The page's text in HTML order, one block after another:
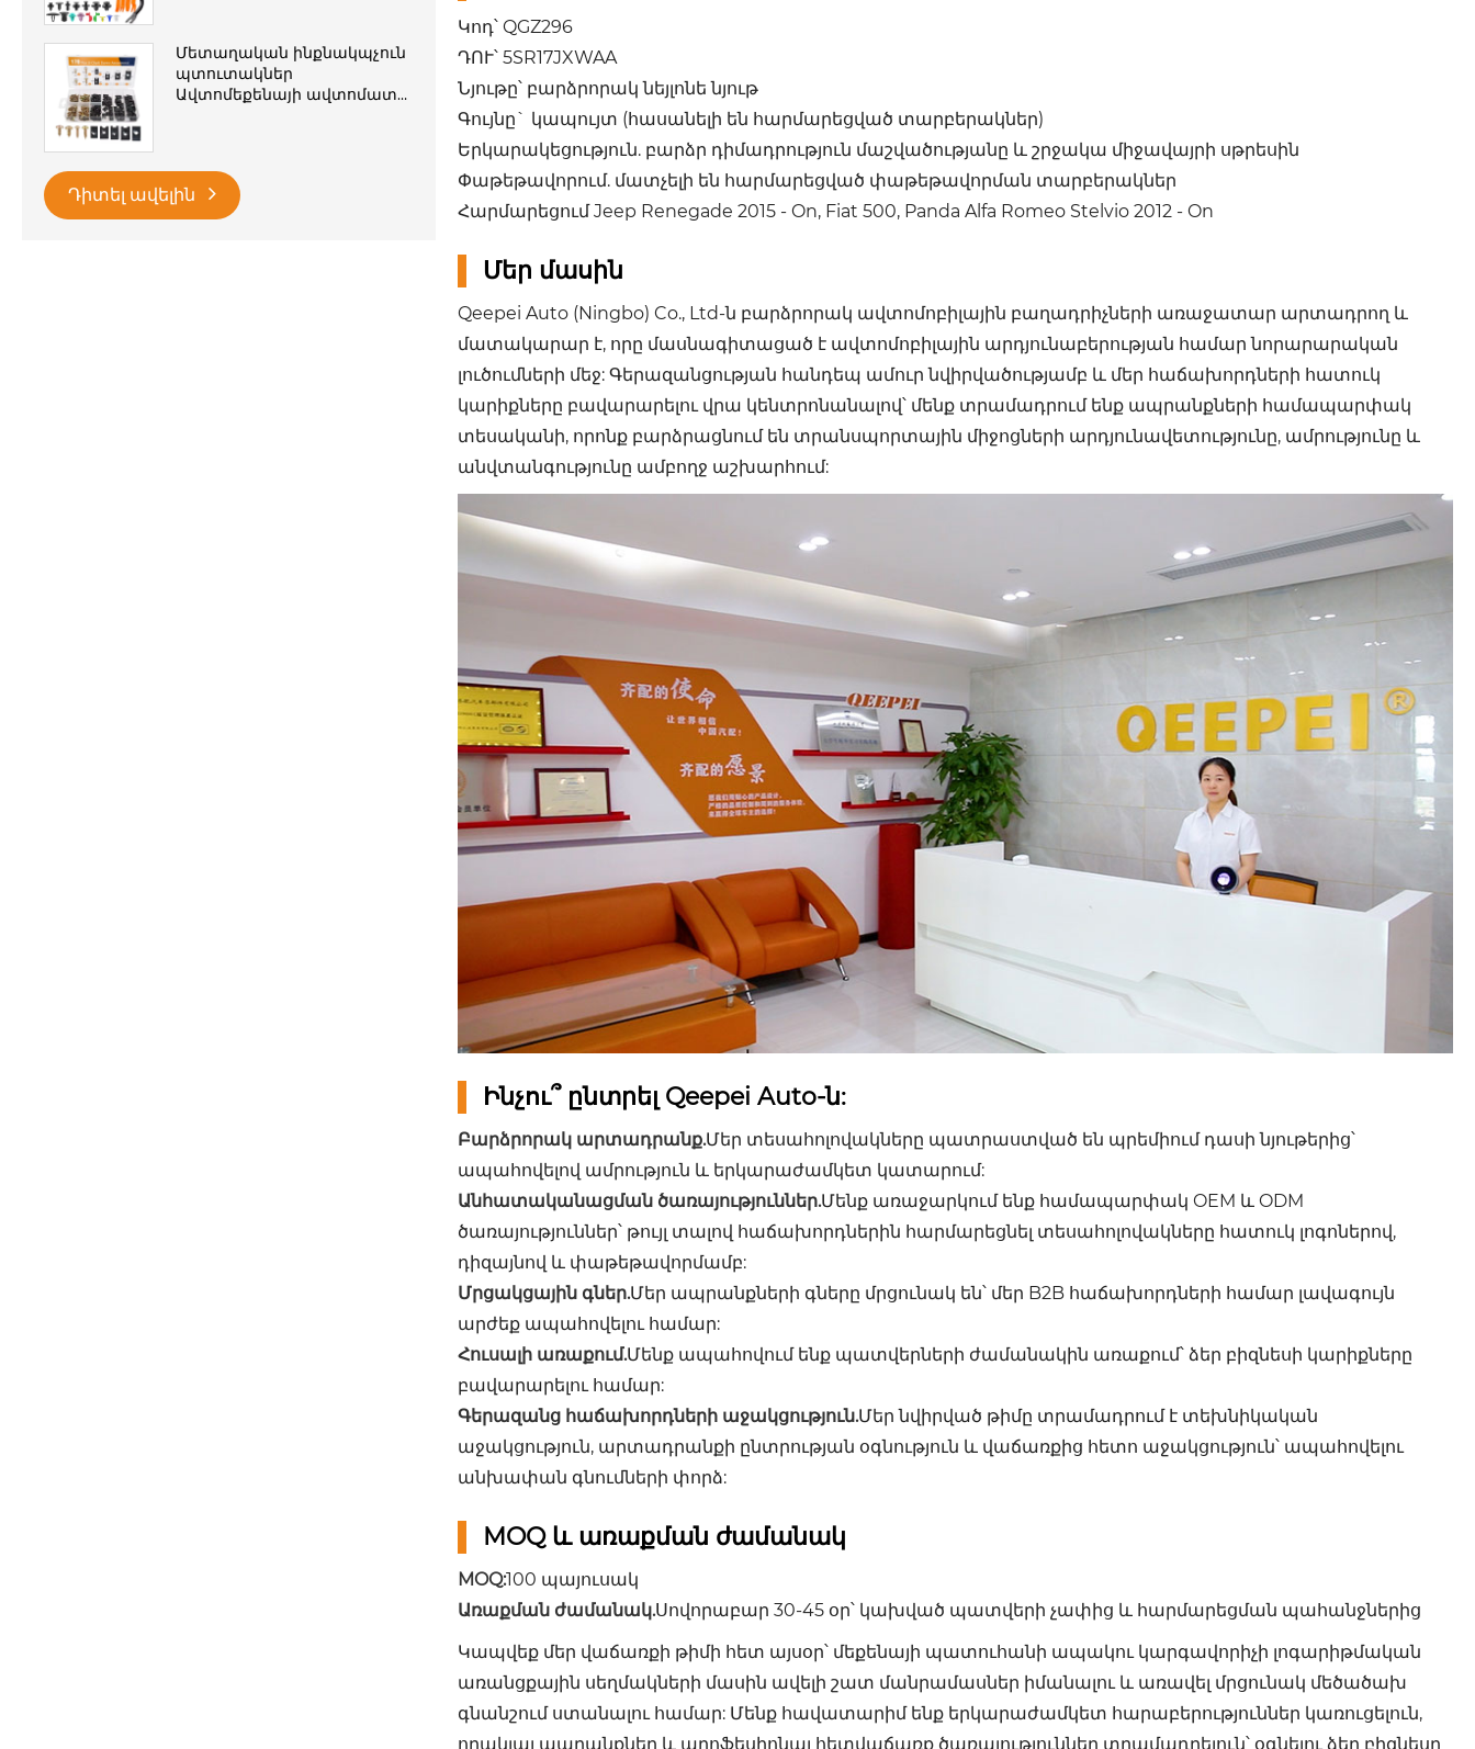
Մետաղական ինքնակպչուն
պտուտակներ
Ավտոմեքենայի ավտոմատ
Դիտել ավելին
Կոդ՝ QGZ296
ԴՈՒ՝ 5SR17JXWAA
Նյութը՝ բարձրորակ նեյլոնե նյութ
Գույնը` կապույտ (հասանելի են հարմարեցված տարբերակներ)
Երկարակեցություն. բարձր դիմադրություն մաշվածությանը և շրջակա միջավայրի սթրեսին
Փաթեթավորում. մատչելի են հարմարեցված փաթեթավորման տարբերակներ
Հարմարեցում Jeep Renegade 2015 - On, Fiat 500, Panda Alfa Romeo Stelvio 2012 - On
Մեր մասին
Qeepei Auto (Ningbo) Co., Ltd-ն բարձրորակ ավտոմոբիլային բաղադրիչների առաջատար արտադրող և
մատակարար է, որը մասնագիտացած է ավտոմոբիլային արդյունաբերության համար նորարարական
լուծումների մեջ: Գերազանցության հանդեպ ամուր նվիրվածությամբ և մեր հաճախորդների հատուկ
կարիքները բավարարելու վրա կենտրոնանալով՝ մենք տրամադրում ենք ապրանքների համապարփակ
տեսականի, որոնք բարձրացնում են տրանսպորտային միջոցների արդյունավետությունը, ամրությունը և
անվտանգությունը ամբողջ աշխարհում:
Ինչու՞ ընտրել Qeepei Auto-ն:
Բարձրորակ արտադրանք.Մեր տեսահոլովակները պատրաստված են պրեմիում դասի նյութերից՝
ապահովելով ամրություն և երկարաժամկետ կատարում:
Անհատականացման ծառայություններ.Մենք առաջարկում ենք համապարփակ OEM և ODM
ծառայություններ՝ թույլ տալով հաճախորդներին հարմարեցնել տեսահոլովակները հատուկ լոգոներով,
դիզայնով և փաթեթավորմամբ:
Մրցակցային գներ.Մեր ապրանքների գները մրցունակ են՝ մեր B2B հաճախորդների համար լավագույն
արժեք ապահովելու համար:
Հուսալի առաքում.Մենք ապահովում ենք պատվերների ժամանակին առաքում՝ ձեր բիզնեսի կարիքները
բավարարելու համար:
Գերազանց հաճախորդների աջակցություն.Մեր նվիրված թիմը տրամադրում է տեխնիկական
աջակցություն, արտադրանքի ընտրության օգնություն և վաճառքից հետո աջակցություն՝ ապահովելու
անխափան գնումների փորձ:
MOQ և առաքման ժամանակ
MOQ:100 պայուսակ
Առաքման ժամանակ.Սովորաբար 30-45 օր՝ կախված պատվերի չափից և հարմարեցման պահանջներից
Կապվեք մեր վաճառքի թիմի հետ այսօր՝ մեքենայի պատուհանի ապակու կարգավորիչի լոգարիթմական
առանցքային սեղմակների մասին ավելի շատ մանրամասներ իմանալու և առավել մրցունակ մեծածախ
գնանշում ստանալու համար: Մենք հավատարիմ ենք երկարաժամկետ հարաբերություններ կառուցելուն,
որակյալ ապրանքներ և պրոֆեսիոնալ հետվաճառք ծառայություններ տրամադրելուն՝ օգնելու ձեր բիզնեսը